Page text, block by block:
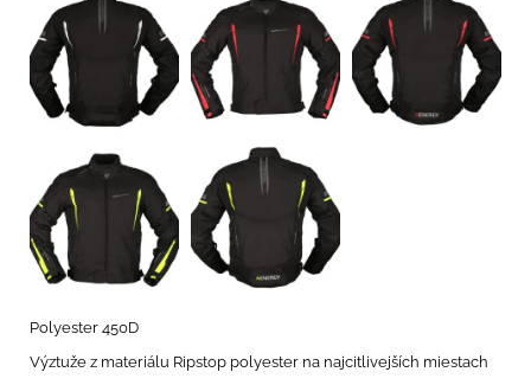
Polyester 450D
Výztuže z materiálu Ripstop polyester na najcitlivejších miestach